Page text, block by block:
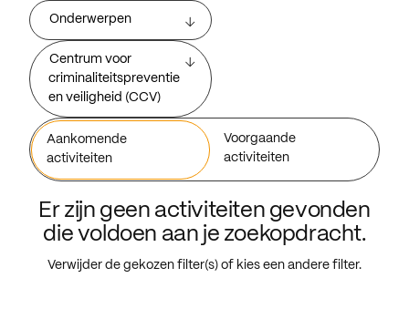
Onderwerpen
Centrum voor
criminaliteitspreventie
en veiligheid (CCV)
Aankomende
activiteiten
Voorgaande
activiteiten
Er zijn geen activiteiten gevonden
die voldoen aan je zoekopdracht.
Verwijder de gekozen filter(s) of kies een andere filter.